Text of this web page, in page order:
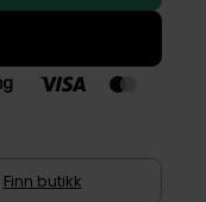
Finn butikk